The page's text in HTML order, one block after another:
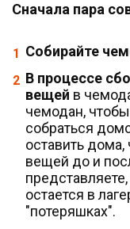
Сначала пара
Собирайте
В процессе
вещей в
чемодан,
собраться
оставить
вещей до и
остается в
"потеряшках".